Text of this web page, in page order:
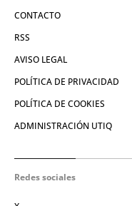
CONTACTO
RSS
AVISO LEGAL
POLÍTICA DE PRIVACIDAD
POLÍTICA DE COOKIES
ADMINISTRACIÓN UTIQ
Redes sociales